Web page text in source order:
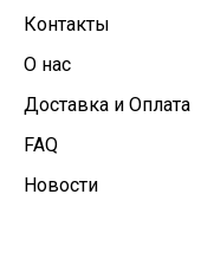
Контакты
О нас
Доставка и Оплата
FAQ
Новости